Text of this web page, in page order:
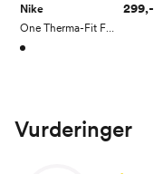
Nike
One Therma-Fit Fleece Neckwarmer
299,-
Vurderinger